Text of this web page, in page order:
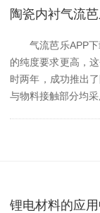
陶瓷内衬气流
气流芭乐APP下载
的纯度要求更高，
时两年，成功
与物料接触部分均
锂电材料的应